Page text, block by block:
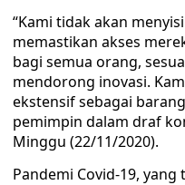
“Kami tidak akan
memastikan akses
bagi semua orang,
mendorong inovasi.
ekstensif sebagai
pemimpin dalam draf
Minggu (22/11/2020).
Pandemi Covid-19,